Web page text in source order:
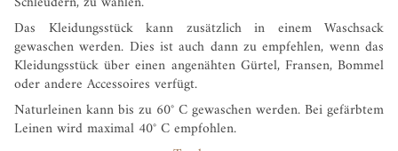
Das Kleidungsstück kann zusätzlich in einem Waschsack
gewaschen werden. Dies ist auch dann zu empfehlen, wenn das
Kleidungsstück über einen angenähten Gürtel, Fransen, Bommel
oder andere Accessoires verfügt.
Naturleinen kann bis zu 60° C gewaschen werden. Bei gefärbtem
Leinen wird maximal 40° C empfohlen.